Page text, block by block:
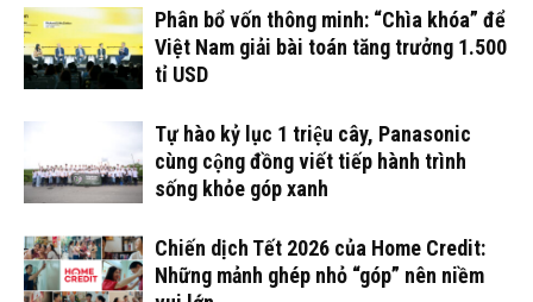
Phân bổ vốn thông minh: “Chìa khóa” để
Việt Nam giải bài toán tăng trưởng 1.500
tỉ USD
Tự hào kỷ lục 1 triệu cây, Panasonic
cùng cộng đồng viết tiếp hành trình
sống khỏe góp xanh
Chiến dịch Tết 2026 của Home Credit:
Những mảnh ghép nhỏ “góp” nên niềm